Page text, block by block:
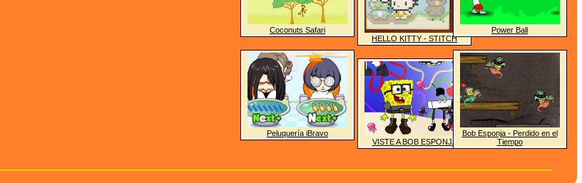
Coconuts Safari
Peluquería iBravo
HELLO KITTY - STITCH
VISTE A BOB ESPONJA
Power Ball
Bob Esponja - Perdido en el
Tiempo